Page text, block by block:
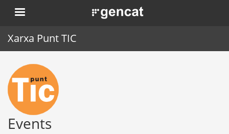
Skip
to
. Obre en una nova finestra.
Xarxa Punt TIC
Home
Punt TIC
News
Events